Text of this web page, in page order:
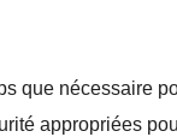
que nécessaire
appropriées